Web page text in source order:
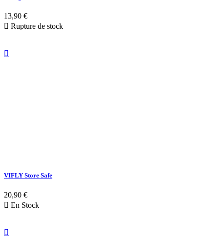
13,90 €
 Rupture de stock

VIFLY Store Safe
20,90 €
 En Stock
